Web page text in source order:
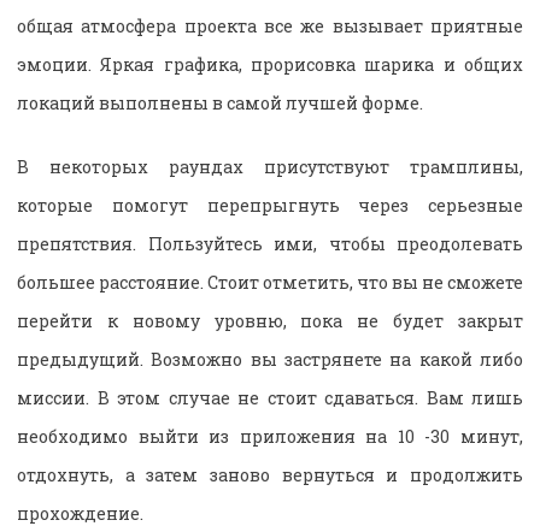
общая атмосфера проекта все же вызывает приятные
эмоции. Яркая графика, прорисовка шарика и общих
локаций выполнены в самой лучшей форме.
В некоторых раундах присутствуют трамплины,
которые помогут перепрыгнуть через серьезные
препятствия. Пользуйтесь ими, чтобы преодолевать
большее расстояние. Стоит отметить, что вы не сможете
перейти к новому уровню, пока не будет закрыт
предыдущий. Возможно вы застрянете на какой либо
миссии. В этом случае не стоит сдаваться. Вам лишь
необходимо выйти из приложения на 10 -30 минут,
отдохнуть, а затем заново вернуться и продолжить
прохождение.